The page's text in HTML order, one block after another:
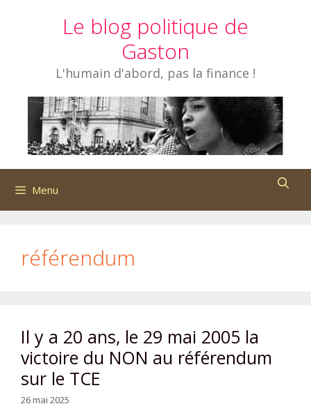
Le blog politique de
Gaston
L'humain d'abord, pas la finance !
Menu
référendum
Il y a 20 ans, le 29 mai 2005 la
victoire du NON au référendum
sur le TCE
26 mai 2025